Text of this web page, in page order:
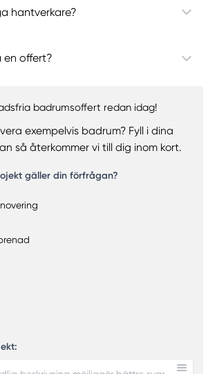
hantverkare?
en offert?
badrumsoffert redan idag!
exempelvis badrum? Fyll i dina
så återkommer vi till dig inom kort.
gäller din förfrågan?